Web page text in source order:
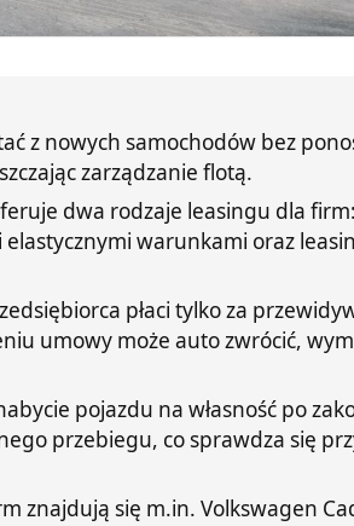
z nowych samochodów bez
zarządzanie flotą.
dwa rodzaje leasingu dla
warunkami oraz
płaci tylko za
umowy może auto zwrócić,
pojazdu na własność po
przebiegu, co sprawdza się
znajdują się m.in. Volkswagen